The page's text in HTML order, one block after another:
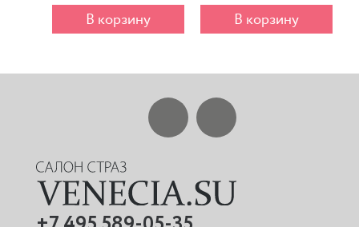
В корзину В корзину